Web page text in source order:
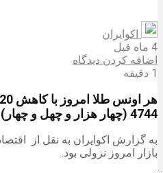
اکوایران
4 ماه قبل
اضافه کردن دیدگاه
1 دقیقه
4744 (چهار هزار و چهل و چهار) دلار نرخ‌گذاری شد.
به گزارش اکوایران به نقل از
بازار امروز نزولی بود.